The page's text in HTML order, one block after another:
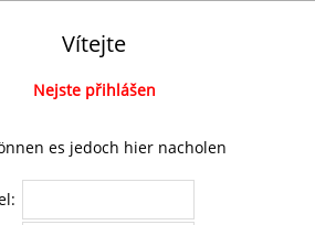
Vítejte
Nejste přihlášen
es jedoch hier nacholen